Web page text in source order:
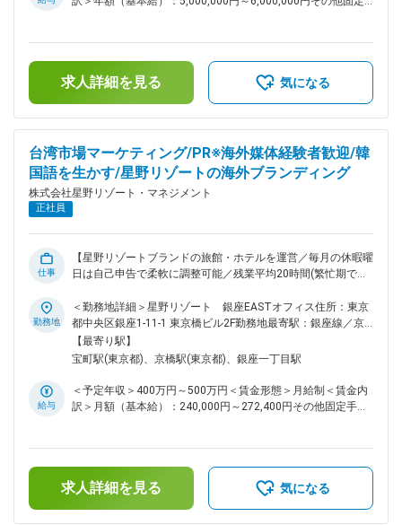
の作成 ・日々の設備の点検 ・設備に故障が起こった場合の対
応 ∟簡単な呼称は修理／対応が難しいものは上長へ報告 ※将
来的には中長期計画の計画もお任せしたいと考えております
設計職、施工管理職の担当で、別担当者が担当します。 ※建築
物・建築設備・工作物への改造・改変の実作業は発生しませ
ん。 ■スキルアップ 沖縄伝統家屋の修繕や最新設備機器の維
持管理ができ、設備管理者としてのスキルの向上ができます ■
やりがい 事業を通じ、沖縄の原風景が残る竹富島の文化を守
進めることができます。 ■住まい 石垣島に居住する従業員が
多いです(転居時の費用は会社負担となります)。 休日は離島ナ
また、有休を利用し月に1回程度帰省をしている従業員もおり
ます。 ■組織構成 ホテル全体：約120名 ∟サービス職：約8割
∟エキスパート(PR／総務／FM)：約2割 ∟FM(配属部署)＝専
任1名／兼任1名 変更の範囲：会社の定める業務
律手当を含む）＜昇給有無＞有＜残業手当＞有＜給与補足＞■
年俸制■入社後は能力評価制度に伴いご実力により翌年度の年
俸が決定していきます。賃金はあくまでも目安の金額であり、
当を含めた表記です。
求人詳細を見る 気になる
台湾市場マーケティング/PR※海外媒体経験者歓迎/韓
国語を生かす/星野リゾートの海外ブランディング
株式会社星野リゾート・マネジメント
正社員
仕事
【星野リゾートブランドの旅館・ホテルを運営／毎月の休暇曜
日は自己申告で柔軟に調整可能／残業平均20時間(繁忙期でも
メディアリレーションの構築・運営、プレスリリースの配信、
現地イベントの企画、取材対応などを通じて、星野リゾートの
各ブランドの認知拡大を狙います。 グローバルマーケティン
グチームには海外出身のメンバーも多く在籍しており、ターゲ
の幅が広く、多様な価値観が交錯する環境であるため、専門知
識だけでなく、タフさ（心身のタフネス）や異文化受容力、柔
業務連携 ・海外メディア訪問、現地イベントへの参加・運営
・台湾向けコンテンツの企画・制作 ■業務の一例 ・台湾のイ
ンフルエンサーからのタイアップ・宿泊依頼への対応 ・台湾
現地でのメディア向け発表会・プレスキットの運営 ・台湾向
勤務地
＜勤務地詳細＞星野リゾート 銀座EASTオフィス住所：東京
都中央区銀座1-11-1 東京橋ビル2F勤務地最寄駅：銀座線／京
橋駅受動喫煙対策：敷地内全面禁煙変更の範囲：会社の定める
事業所
【最寄り駅】
宝町駅(東京都)、京橋駅(東京都)、銀座一丁目駅
給与
＜予定年収＞400万円～500万円＜賃金形態＞月給制＜賃金内
訳＞月額（基本給）：240,000円～272,400円その他固定手当/
あり、選考を通じて上下する可能性があります。月給(月額)は
固定手当を含めた表記です。
求人詳細を見る 気になる